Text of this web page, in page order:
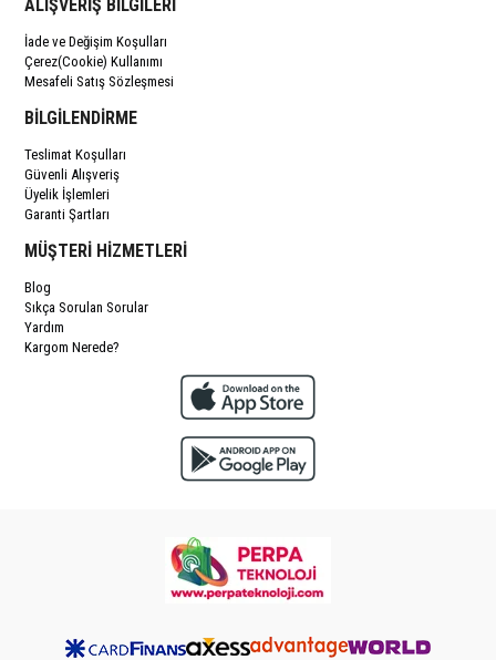
ALIŞVERİŞ BİLGİLERİ
İade ve Değişim Koşulları
Çerez(Cookie) Kullanımı
Mesafeli Satış Sözleşmesi
BİLGİLENDİRME
Teslimat Koşulları
Güvenli Alışveriş
Üyelik İşlemleri
Garanti Şartları
MÜŞTERİ HİZMETLERİ
Blog
Sıkça Sorulan Sorular
Yardım
Kargom Nerede?